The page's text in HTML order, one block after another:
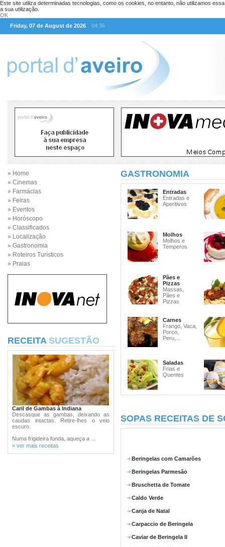
Este site utiliza determinadas tecnologias, como os cookies, no entanto, não utilizamos
a sua utilização.
OK
Friday, 07 de August de 2026
04:36
» Home
» Cinemas
» Farmácias
» Feiras
» Eventos
» Horóscopo
» Classificados
» Localização
» Gastronomia
» Roteiros Turísticos
» Praias
RECEITA SUGESTÃO
Caril de Gambas à Indiana
Descasque as gambas, deixando as
caudas intactas. Retire-lhes o veio
escuro.
Numa frigideira funda, aqueça a ...
» ver mais receitas
GASTRONOMIA
Entradas
Entradas e
Aperitivos
Molhos
Molhos e
Temperos
Pães e
Pizzas
Massas,
Pães e
Pizzas
Carnes
Frango, Vaca,
Porco,
Peru,...
Saladas
Frias e
Quentes
SOPAS RECEITAS DE
Beringelas com Camarões
Beringelas Parmesão
Bruschetta de Tomate
Caldo Verde
Canja de Natal
Carpaccio de Beringela
Caviar de Beringela II